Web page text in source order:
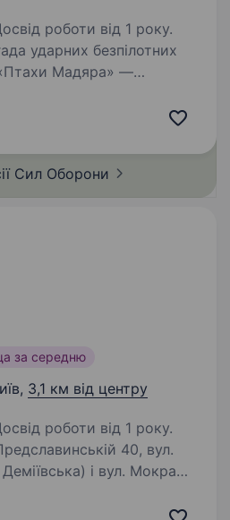
роботи від 1 року.
ударних безпілотних
Мадяра» —
систем. Наші…
Сил Оборони
за середню
3,1 км від центру
роботи від 1 року.
40, вул.
Деміївська) і вул. Мокра